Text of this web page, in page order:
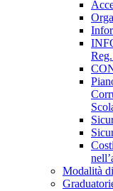
Modalità